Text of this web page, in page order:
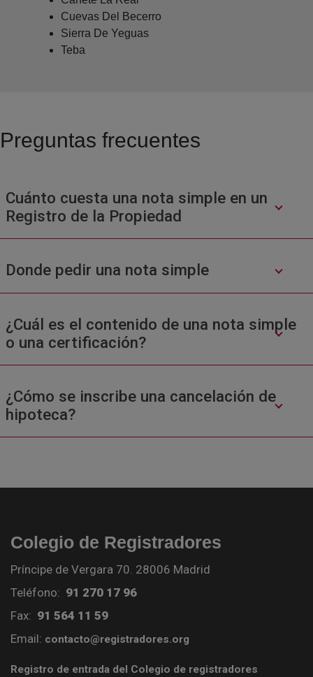
Cuevas Del Becerro
Sierra De Yeguas
Teba
Preguntas frecuentes
Cuánto cuesta una nota simple en un
Registro de la Propiedad
Donde pedir una nota simple
¿Cuál es el contenido de una nota simple
o una certificación?
¿Cómo se inscribe una cancelación de
hipoteca?
Colegio de Registradores
Príncipe de Vergara 70. 28006 Madrid
Teléfono: 91 270 17 96
Fax: 91 564 11 59
Email: contacto@registradores.org
Registro de entrada del Colegio de registradores